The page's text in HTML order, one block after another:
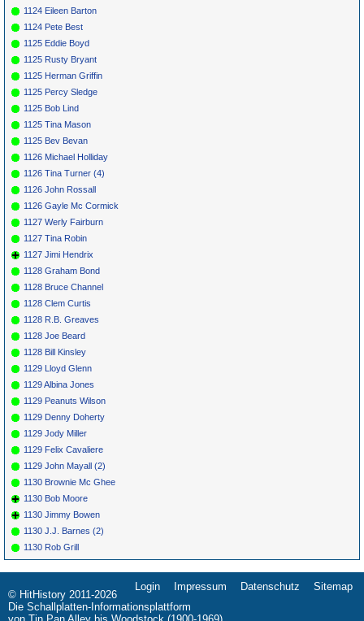
1124 Eileen Barton
1124 Pete Best
1125 Eddie Boyd
1125 Rusty Bryant
1125 Herman Griffin
1125 Percy Sledge
1125 Bob Lind
1125 Tina Mason
1125 Bev Bevan
1126 Michael Holliday
1126 Tina Turner (4)
1126 John Rossall
1126 Gayle Mc Cormick
1127 Werly Fairburn
1127 Tina Robin
1127 Jimi Hendrix
1128 Graham Bond
1128 Bruce Channel
1128 Clem Curtis
1128 R.B. Greaves
1128 Joe Beard
1128 Bill Kinsley
1129 Lloyd Glenn
1129 Albina Jones
1129 Peanuts Wilson
1129 Denny Doherty
1129 Jody Miller
1129 Felix Cavaliere
1129 John Mayall (2)
1130 Brownie Mc Ghee
1130 Bob Moore
1130 Jimmy Bowen
1130 J.J. Barnes (2)
1130 Rob Grill
Navigation
überspringen
Login Impressum Datenschutz Sitemap
© HitHistory 2011-2026
Die Schallplatten-Informationsplattform